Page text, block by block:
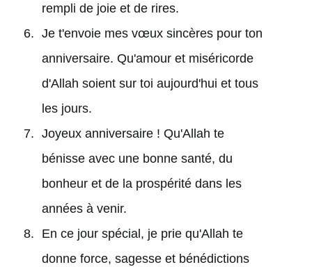
rempli de joie et de rires.
Je t'envoie mes vœux sincères pour ton
anniversaire. Qu'amour et miséricorde
d'Allah soient sur toi aujourd'hui et tous
les jours.
Joyeux anniversaire ! Qu'Allah te
bénisse avec une bonne santé, du
bonheur et de la prospérité dans les
années à venir.
En ce jour spécial, je prie qu'Allah te
donne force, sagesse et bénédictions